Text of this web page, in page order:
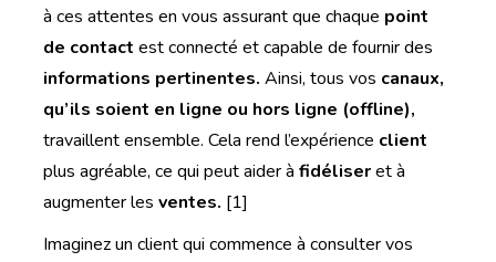
à ces attentes en vous assurant que chaque point
de contact est connecté et capable de fournir des
informations pertinentes. Ainsi, tous vos canaux,
qu’ils soient en ligne ou hors ligne (offline),
travaillent ensemble. Cela rend l’expérience client
plus agréable, ce qui peut aider àfidéliseret à
augmenter lesventes. [1]
Imaginez un client qui commence à consulter vos